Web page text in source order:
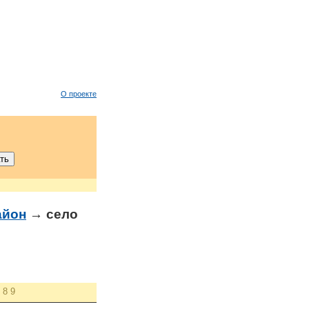
О проекте
→ село
8 9